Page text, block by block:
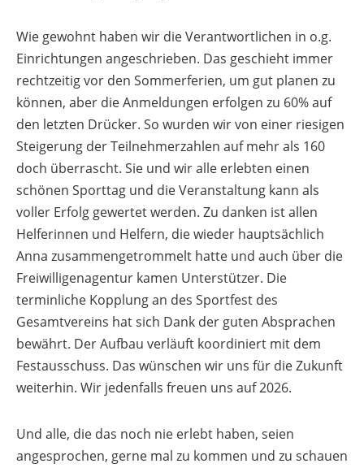
Wie gewohnt haben wir die Verantwortlichen in o.g.
Einrichtungen angeschrieben. Das geschieht immer
rechtzeitig vor den Sommerferien, um gut planen zu
können, aber die Anmeldungen erfolgen zu 60% auf
den letzten Drücker. So wurden wir von einer riesigen
Steigerung der Teilnehmerzahlen auf mehr als 160
doch überrascht. Sie und wir alle erlebten einen
schönen Sporttag und die Veranstaltung kann als
voller Erfolg gewertet werden. Zu danken ist allen
Helferinnen und Helfern, die wieder hauptsächlich
Anna zusammengetrommelt hatte und auch über die
Freiwilligenagentur kamen Unterstützer. Die
terminliche Kopplung an des Sportfest des
Gesamtvereins hat sich Dank der guten Absprachen
bewährt. Der Aufbau verläuft koordiniert mit dem
Festausschuss. Das wünschen wir uns für die Zukunft
weiterhin. Wir jedenfalls freuen uns auf 2026.
Und alle, die das noch nie erlebt haben, seien
angesprochen, gerne mal zu kommen und zu schauen